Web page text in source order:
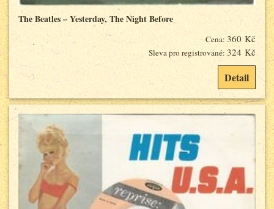
The Beatles – Yesterday, The Night Before
Cena: 360 Kč
Sleva pro registrované: 324 Kč
Detail